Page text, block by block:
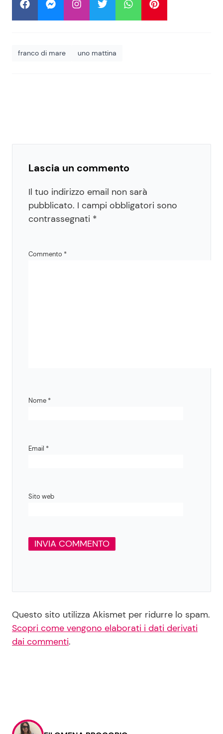
franco di mare uno mattina
Lascia un commento
Il tuo indirizzo email non sarà
pubblicato. I campi obbligatori sono
contrassegnati *
Commento *
Nome *
Email *
Sito web
Questo sito utilizza Akismet per ridurre lo spam.
Scopri come vengono elaborati i dati derivati
dai commenti.